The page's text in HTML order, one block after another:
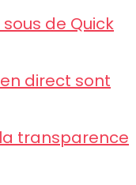
de Quick
direct sont
transparence